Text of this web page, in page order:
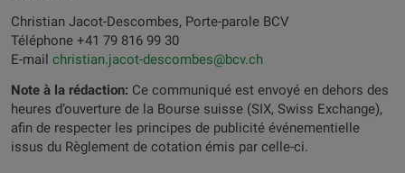
Christian Jacot-Descombes, Porte-parole BCV
Téléphone +41 79 816 99 30
E-mail christian.jacot-descombes@bcv.ch
Note à la rédaction: Ce communiqué est envoyé en dehors des
heures d’ouverture de la Bourse suisse (SIX, Swiss Exchange),
afin de respecter les principes de publicité événementielle
issus du Règlement de cotation émis par celle-ci.